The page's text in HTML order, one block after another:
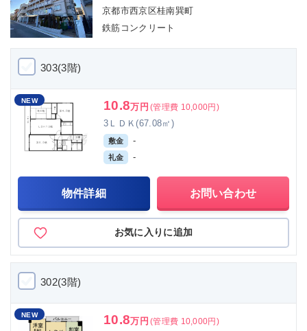
京都市西京区桂南巽町
鉄筋コンクリート
303(3階)
NEW 10.8万円 (管理費 10,000円)
3ＬＤＫ(67.08㎡)
敷金 -
礼金 -
物件詳細 お問い合わせ
お気に入りに追加
302(3階)
NEW 10.8万円 (管理費 10,000円)